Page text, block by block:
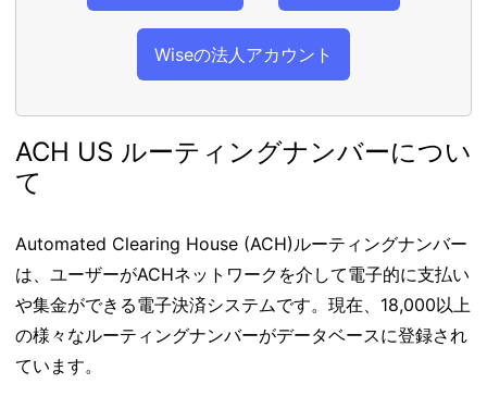
Wiseの法人アカウント
ACH US ルーティングナンバーについ
て
Automated Clearing House (ACH)ルーティングナンバー
は、ユーザーがACHネットワークを介して電子的に支払い
や集金ができる電子決済システムです。現在、18,000以上
の様々なルーティングナンバーがデータベースに登録され
ています。